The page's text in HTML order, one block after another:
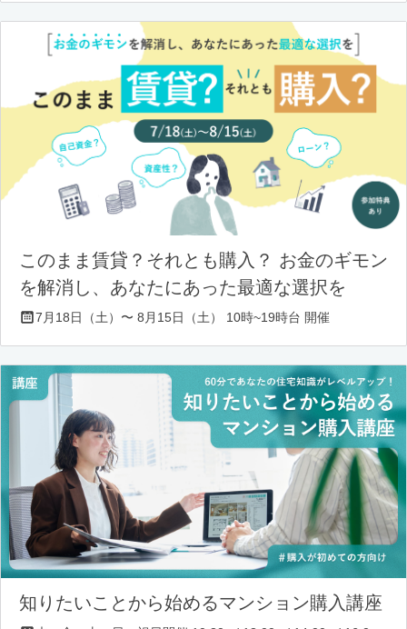
このまま賃貸？それとも購入？ お金のギモン
を解消し、あなたにあった最適な選択を
7月18日（土）〜 8月15日（土） 10時~19時台 開催
知りたいことから始めるマンション購入講座